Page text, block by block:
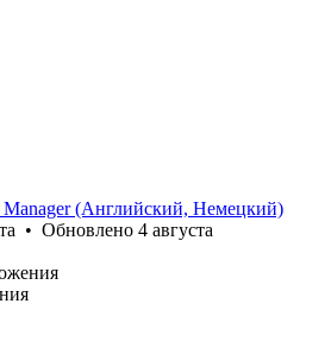
Manager (Английский, Немецкий)
• Обновлено 4 августа